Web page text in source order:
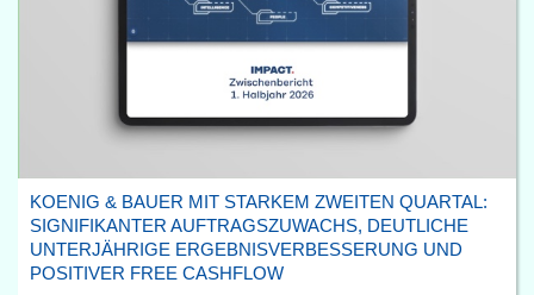
KOENIG & BAUER MIT STARKEM ZWEITEN QUARTAL:
SIGNIFIKANTER AUFTRAGSZUWACHS, DEUTLICHE
UNTERJÄHRIGE ERGEBNISVERBESSERUNG UND
POSITIVER FREE CASHFLOW